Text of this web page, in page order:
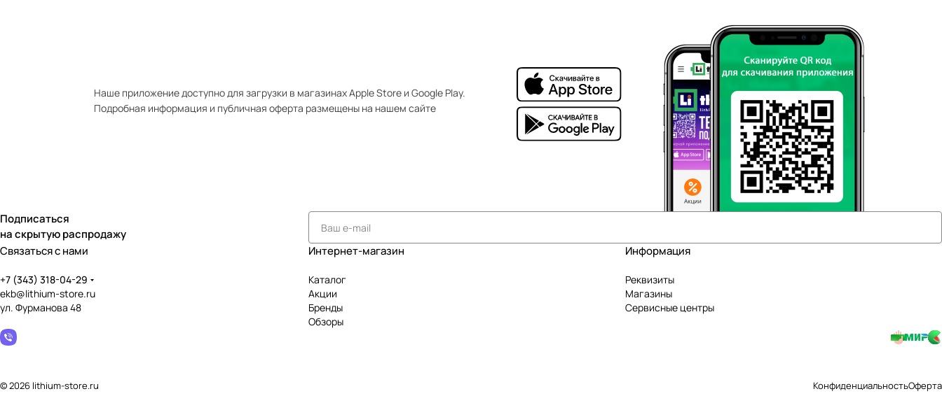
Наше приложение доступно для загрузки в магазинах Apple Store и Google Play.
Подробная информация и публичная оферта размещены на нашем сайте
Подписаться
на скрытую распродажу
Связаться с нами
+7 (343) 318-04-29
ekb@lithium-store.ru
ул. Фурманова 48
Интернет-магазин
Каталог
Акции
Бренды
Обзоры
Информация
Реквизиты
Магазины
Сервисные центры
© 2026 lithium-store.ru КонфиденциальностьОферта